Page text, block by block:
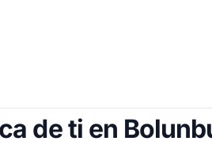
de ti en